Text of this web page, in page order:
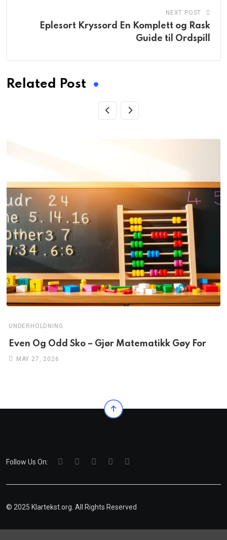
NEXT POST
Eplesort Kryssord En Komplett og Rask
Guide til Ordspill
Related Post
UNDERHOLDNING
Even Og Odd Sko – Gjør Matematikk Gøy For
MAY 27, 2026
Follow Us On:
© 2025 Klartekst.org. All Rights Reserved